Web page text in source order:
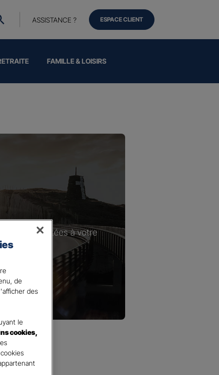
FAMILLE & LOISIRS
ASSISTANCE ? ESPACE CLIENT
plus adaptées à votre
de
des
le
cookies,